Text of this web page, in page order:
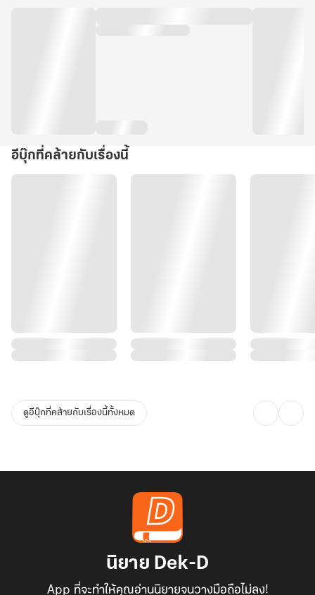
อีบุ๊กที่คล้ายกับเรื่องนี้
ดูอีบุ๊กที่คล้ายกับเรื่องนี้ทั้งหมด
นิยาย Dek-D
App ที่จะทำให้คุณอ่านนิยายจนวางมือถือไม่ลง!